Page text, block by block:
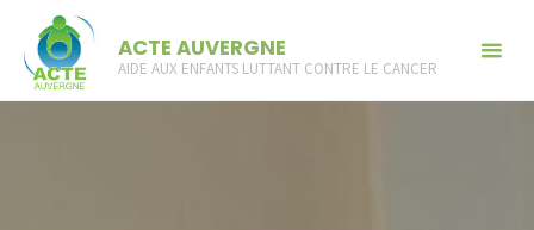
content
ACTE AUVERGNE
AIDE AUX ENFANTS LUTTANT CONTRE LE CANCER